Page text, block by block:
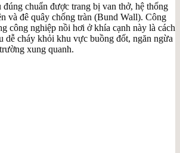
chuẩn được trang bị van thở, hệ thống
và đê quây chống tràn (Bund Wall). Công
công nghiệp nồi hơi ở khía cạnh này là cách
dễ cháy khỏi khu vực buồng đốt, ngăn ngừa
xung quanh.